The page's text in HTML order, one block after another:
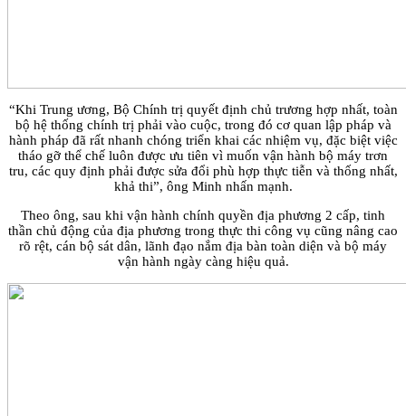
“Khi Trung ương, Bộ Chính trị quyết định chủ trương hợp nhất, toàn
bộ hệ thống chính trị phải vào cuộc, trong đó cơ quan lập pháp và
hành pháp đã rất nhanh chóng triển khai các nhiệm vụ, đặc biệt việc
tháo gỡ thể chế luôn được ưu tiên vì muốn vận hành bộ máy trơn
tru, các quy định phải được sửa đổi phù hợp thực tiễn và thống nhất,
khả thi”, ông Minh nhấn mạnh.
Theo ông, sau khi vận hành chính quyền địa phương 2 cấp, tinh
thần chủ động của địa phương trong thực thi công vụ cũng nâng cao
rõ rệt, cán bộ sát dân, lãnh đạo nắm địa bàn toàn diện và bộ máy
vận hành ngày càng hiệu quả.